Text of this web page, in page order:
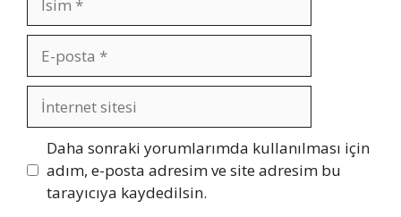
posta
İnternet
sitesi
Daha sonraki yorumlarımda kullanılması için
adım, e-posta adresim ve site adresim bu
tarayıcıya kaydedilsin.